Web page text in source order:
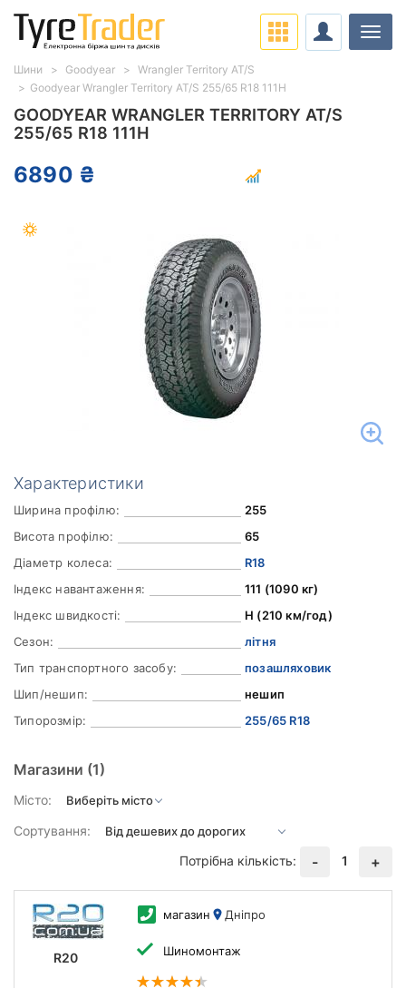
GOODYEAR WRANGLER TERRITORY AT/S
255/65 R18 111H
6890 ₴
Характеристики
Ширина профілю:
255
Висота профілю:
65
Діаметр колеса:
R18
Індекс навантаження:
111 (1090 кг)
Індекс швидкості:
H (210 км/год)
Сезон:
літня
Тип транспортного засобу:
позашляховик
Шип/нешип:
нешип
Типорозмір:
255/65 R18
Магазини (1)
Місто:
Сортування:
Потрібна кількість:
- 1 +
R20
магазин Дніпро
Шиномонтаж
Шини Goodyear
Wrangler Territory AT/S
Goodyear Wrangler Territory AT/S 255/65 R18 111H